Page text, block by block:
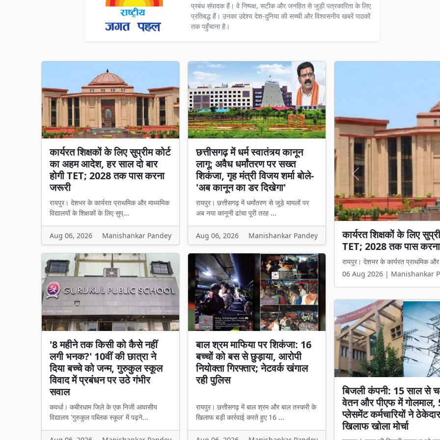
प्रबंध संपादक हैं। वे निष्पक्ष, सटीक और जनहित से जुड़ी पत्रकारिता के लिए
प्रतिबद्ध हैं। उनका उद्देश्य देश-दुनिया की सच्ची और विश्वसनीय खबरें पाठकों
तक पहुँचाना है।
कार्यरत शिक्षकों के लिए सुप्रीम कोर्ट
का अहम आदेश, हर साल दो बार
होगी TET; 2028 तक पास करना
जरूरी
रायपुर। देशभर के कार्यरत प्राथमिक और माध्यमिक
विद्यालयों के शिक्षकों के लिए सुप्...
Aug 06, 2026 Manishankar Pandey
छत्तीसगढ़ में धर्म स्वातंत्र्य कानून
लागू: अवैध धर्मांतरण पर सख्त
शिकंजा, गृह मंत्री विजय शर्मा बोले-
'अब कानून का डर दिखेगा'
रायपुर। छत्तीसगढ़ में धर्मांतरण से जुड़े मामलों पर
अब नया कानूनी ढांचा पूरी तरह ...
Aug 06, 2026 Manishankar Pandey
'8 महीने तक किसी को कैसे नहीं
लगी भनक?' 10वीं की छात्रा ने
दिया बच्चे को जन्म, गुरुकुल स्कूल
विवाद में प्रबंधन पर उठे गंभीर
सवाल
कवर्धा। कबीरधाम जिले के एक निजी आवासीय
विद्यालय 'गुरुकुल पब्लिक स्कूल' में पढ़ने...
बाल श्रम माफिया पर शिकंजा: 16
बच्चों को बस से छुड़ाया, आरोपी
नियोक्ता गिरफ्तार; नेटवर्क खंगाल
रही पुलिस
रायपुर। छत्तीसगढ़ में बाल श्रम और बाल तस्करी के
खिलाफ बड़ी कार्रवाई करते हुए 16 ...
कार्यरत शिक्षकों के लिए
TET; 2028 तक पास
रायपुर। देशभर के कार्यरत प्राथमिक और
06 Aug 2026 | Manishankar
छत्तीसगढ़ में धर्म स्वातंत्र्य
मंत्री विजय शर्मा बोले-
रायपुर। छत्तीसगढ़ में धर्मांतरण से जुड़े
06 Aug 2026 | Manishankar
Previous
बिजली कंपनी: 15 साल से
वेतन और पीएफ में गोलमाल,
प्लेसमेंट कर्मचारियों ने
खिलाफ खोला मोर्चा